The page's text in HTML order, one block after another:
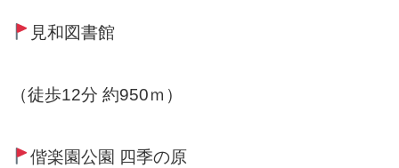
見和図書館
（徒歩12分 約950ｍ）
偕楽園公園 四季の原